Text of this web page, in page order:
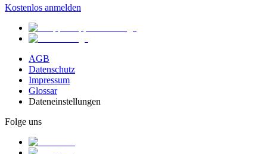
Kostenlos anmelden
AGB
Datenschutz
Impressum
Glossar
Dateneinstellungen
Folge uns